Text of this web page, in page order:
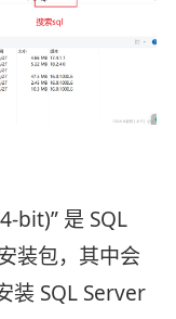
bit)” 是 SQL
装包，其中会
装 SQL Server